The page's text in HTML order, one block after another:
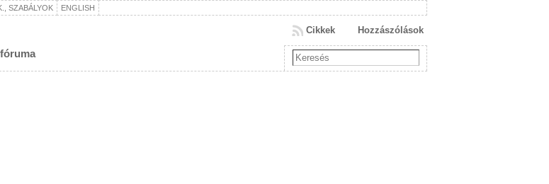
SZABÁLYOK ENGLISH
Hozzászólások
Cikkek